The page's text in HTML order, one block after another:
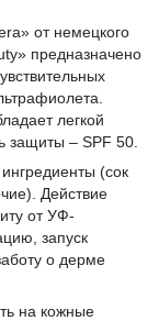
от немецкого
предназначено
легкой
защиты – SPF 50.
(сок
Действие
от УФ-
запуск
о дерме
на кожные